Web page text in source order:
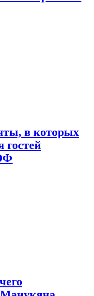
в которых
гостей